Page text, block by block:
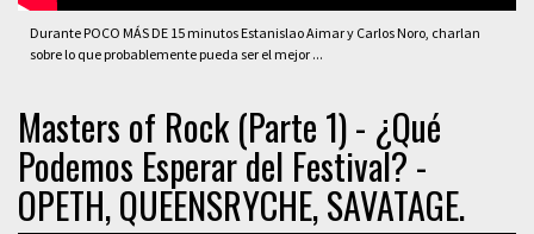
Durante POCO MÁS DE 15 minutos Estanislao Aimar y Carlos Noro, charlan
sobre lo que probablemente pueda ser el mejor ...
Masters of Rock (Parte 1) - ¿Qué
Podemos Esperar del Festival? -
OPETH, QUEENSRYCHE, SAVATAGE.